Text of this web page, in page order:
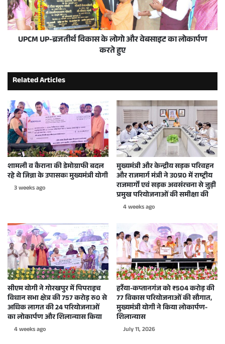
UPCM UP-ब्रजतीर्थ विकास के लोगो और वेबसाइट का लोकार्पण
करते हुए
Related Articles
शामली व कैराना की डेमोग्राफी बदल
रहे थे जिन्ना के उपासकः मुख्यमंत्री योगी
3 weeks ago
मुख्यमंत्री और केन्द्रीय सड़क परिवहन
और राजमार्ग मंत्री ने उ0प्र0 में राष्ट्रीय
राजमार्गों एवं सड़क अवसंरचना से जुड़ी
प्रमुख परियोजनाओं की समीक्षा की
4 weeks ago
सीएम योगी ने गोरखपुर में पिपराइच
विधान सभा क्षेत्र की 757 करोड़ रु0 से
अधिक लागत की 24 परियोजनाओं
का लोकार्पण और शिलान्यास किया
4 weeks ago
हर्रैया-कप्तानगंज को ₹504 करोड़ की
77 विकास परियोजनाओं की सौगात,
मुख्यमंत्री योगी ने किया लोकार्पण-
शिलान्यास
July 11, 2026